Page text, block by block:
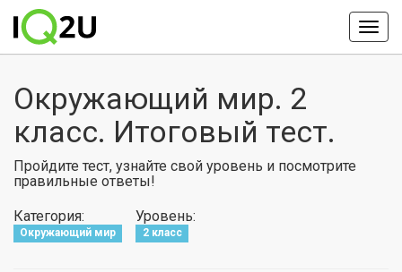
Окружающий мир. 2
класс. Итоговый тест.
Пройдите тест, узнайте свой уровень и посмотрите
правильные ответы!
Категория:
Окружающий мир
Уровень:
2 класс